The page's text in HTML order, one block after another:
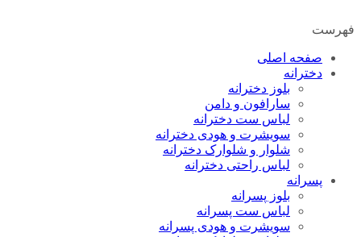
فهرست
صفحه اصلی
دخترانه
بلوز دخترانه
سارافون و دامن
لباس ست دخترانه
سویشرت و هودی دخترانه
شلوار و شلوارک دخترانه
لباس راحتی دخترانه
پسرانه
بلوز پسرانه
لباس ست پسرانه
سویشرت و هودی پسرانه